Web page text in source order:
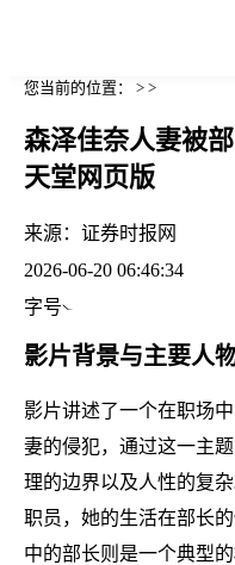
您当前的位置： > >
森泽佳奈人妻被
天堂网页版
来源： 证券时报网
2026-06-20 06:46:34
字号
影片背景与主要人
影片讲述了一个在职场
妻的侵犯，通过这一主
理的边界以及人性的复
职员，她的生活在部长
中的部长则是一个典型